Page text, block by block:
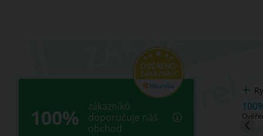
100%
zákazníků
doporučuje náš
obchod
Rychost dodáni
100%
Ověřený zákazník, před 4 dny